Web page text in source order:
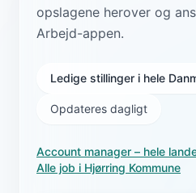
opslagene herover og
Arbejd-appen.
Ledige stillinger i hele
Opdateres dagligt
Account manager – hele
Alle job i Hjørring Kommune